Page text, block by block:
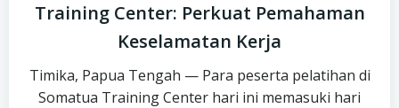
Training Center: Perkuat Pemahaman
Keselamatan Kerja
Timika, Papua Tengah — Para peserta pelatihan di
Somatua Training Center hari ini memasuki hari